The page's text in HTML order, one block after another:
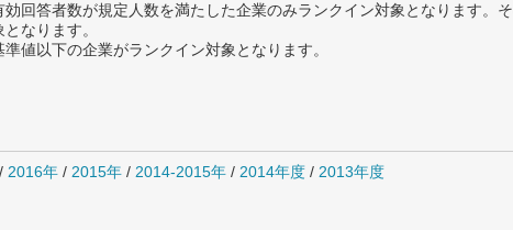
回答者数が規定人数を満たした企業のみランクイン対象となります。
なります。
値以下の企業がランクイン対象となります。
/ 2016年 / 2015年 / 2014-2015年 / 2014年度 / 2013年度